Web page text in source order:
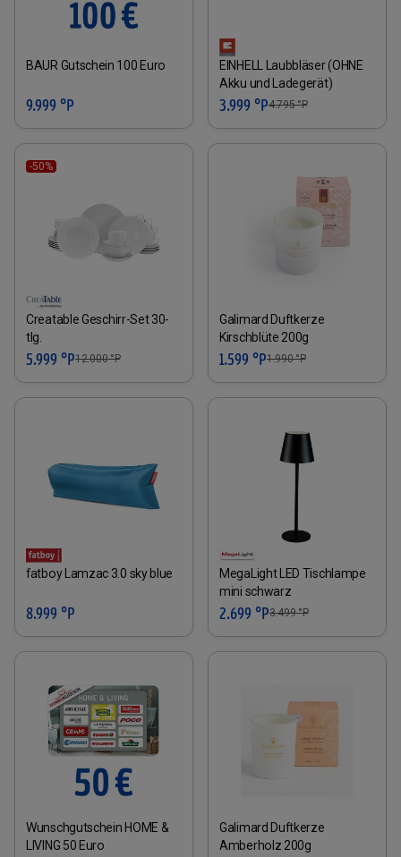
BAUR Gutschein 100 Euro
9.999 °P
EINHELL Laubbläser (OHNE
Akku und Ladegerät)
3.999 °P4.795°P
-50%
Creatable Geschirr-Set 30-
tlg.
5.999 °P12.000°P
Galimard Duftkerze
Kirschblüte 200g
1.599 °P1.990°P
fatboy Lamzac 3.0 sky blue
8.999 °P
MegaLight LED Tischlampe
mini schwarz
2.699 °P3.499°P
Wunschgutschein HOME &
LIVING 50 Euro
Galimard Duftkerze
Amberholz 200g